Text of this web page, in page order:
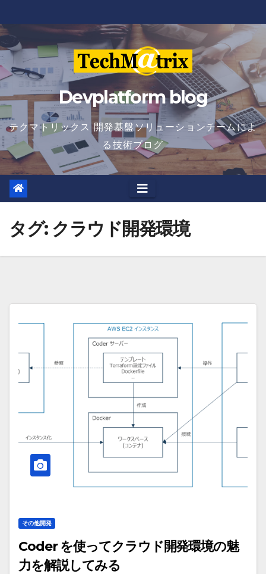
to
content
Devplatform blog
テクマトリックス 開発基盤ソリューションチームによ
る技術ブログ
タグ: クラウド開発環境
その他開発
Coder を使ってクラウド開発環境の魅
力を解説してみる